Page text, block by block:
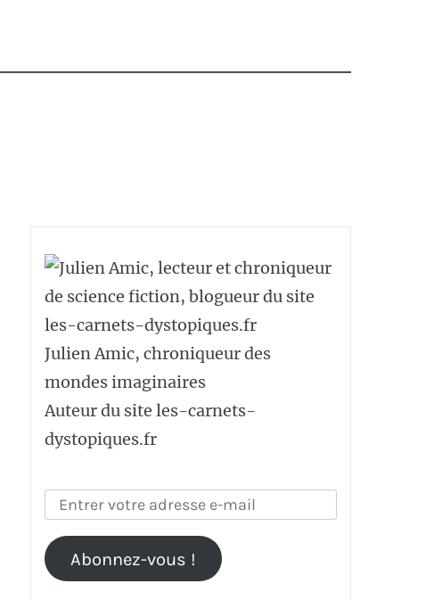
Julien Amic, chroniqueur des
mondes imaginaires
Auteur du site les-carnets-
dystopiques.fr
Abonnez-vous !